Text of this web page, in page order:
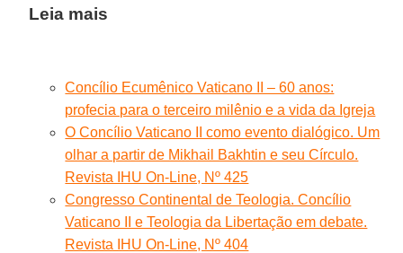
Leia mais
Concílio Ecumênico Vaticano II – 60 anos:
profecia para o terceiro milênio e a vida da Igreja
O Concílio Vaticano II como evento dialógico. Um
olhar a partir de Mikhail Bakhtin e seu Círculo.
Revista IHU On-Line, Nº 425
Congresso Continental de Teologia. Concílio
Vaticano II e Teologia da Libertação em debate.
Revista IHU On-Line, Nº 404